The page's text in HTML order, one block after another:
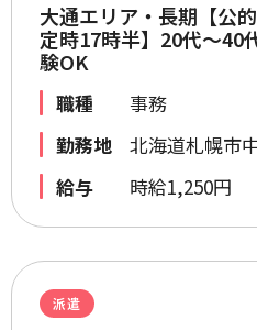
大通エリア・長期【公
定時17時半】20代～40
験OK
職種
事務
勤務地
北海道札幌市
給与
時給1,250円
派遣